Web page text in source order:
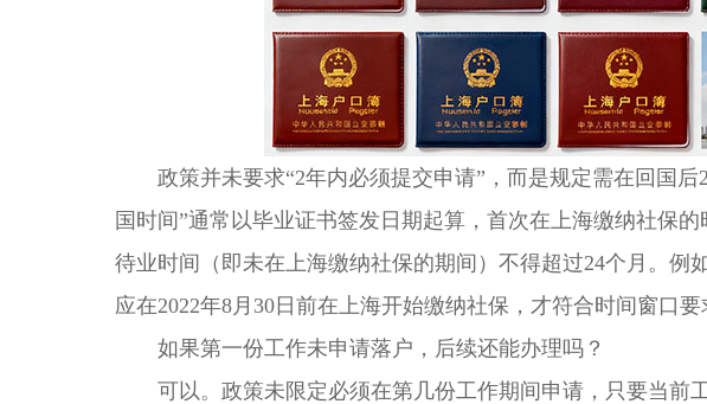
政策并未要求“2年内必须提交申请”，而是规定需在回国后
国时间”通常以毕业证书签发日期起算，首次在上海缴纳社保
待业时间（即未在上海缴纳社保的期间）不得超过24个月。例
应在2022年8月30日前在上海开始缴纳社保，才符合时间窗口要
如果第一份工作未申请落户，后续还能办理吗？
可以。政策未限定必须在第几份工作期间申请，只要当前